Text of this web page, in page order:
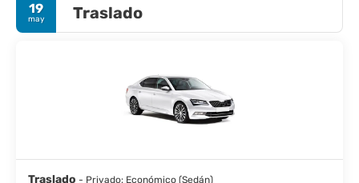
19
may Traslado
Traslado - Privado: Económico (Sedán)